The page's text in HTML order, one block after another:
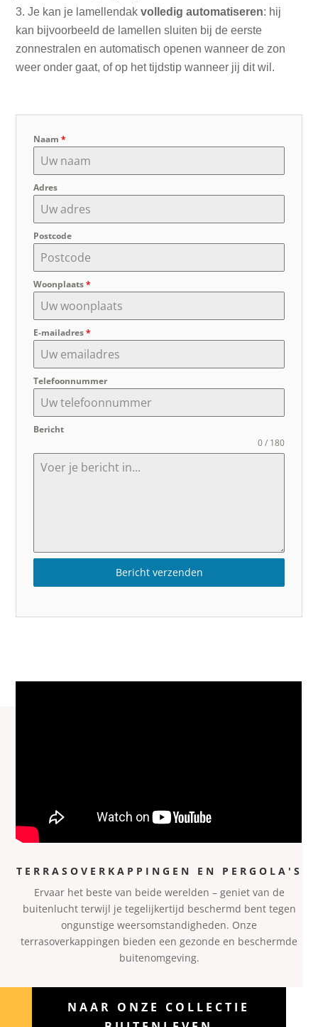
Je kan je lamellendakvolledig automatiseren: hij
kan bijvoorbeeld de lamellen sluiten bij de eerste
zonnestralen en automatisch openen wanneer de zon
weer onder gaat, of op het tijdstip wanneer jij dit wil.
Naam*
Adres
Postcode
Woonplaats*
E-mailadres*
Telefoonnummer
Bericht
0 / 180
Bericht verzenden
TERRASOVERKAPPINGEN EN PERGOLA'S
Ervaar het beste van beide werelden – geniet van de
buitenlucht terwijl je tegelijkertijd beschermd bent tegen
ongunstige weersomstandigheden. Onze
terrasoverkappingen bieden een gezonde en beschermde
buitenomgeving.
NAAR ONZE COLLECTIE